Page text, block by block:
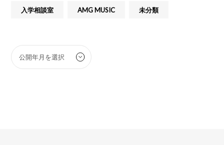
入学相談室 AMG MUSIC 未分類